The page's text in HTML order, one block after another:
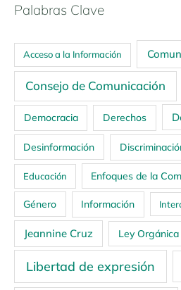
Palabras Clave
Acceso a la Información
Consejo de Comunicación
Democracia Derechos
Desinformación
Educación Enfoques de la
Género Información
Jeannine Cruz Ley
Libertad de expresión